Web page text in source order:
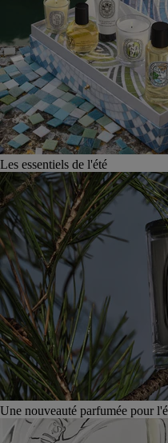
Les essentiels de l'été
Une nouveauté parfumée pour